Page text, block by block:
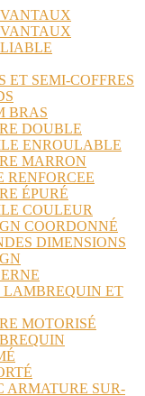
ET SEMI-COFFRES
BRAS
DOUBLE
ENROULABLE
MARRON
RENFORCEE
ÉPURÉ
COULEUR
COORDONNÉ
DIMENSIONS
LAMBREQUIN ET
MOTORISÉ
ARMATURE SUR-